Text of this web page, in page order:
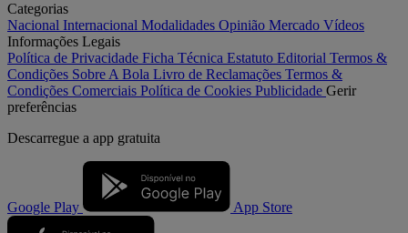
Categorias
Nacional Internacional Modalidades Opinião Mercado Vídeos
Informações Legais
Política de Privacidade Ficha Técnica Estatuto Editorial Termos &
Condições Sobre A Bola Livro de Reclamações Termos &
Condições Comerciais Política de Cookies Publicidade Gerir
preferências
Descarregue a app gratuita
Google Play App Store